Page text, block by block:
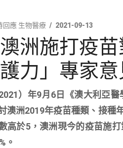
回應 生物醫療 2021-09-13
澳洲施打疫
力」專家意
）年9月6日《澳大利亞
澳洲2019年疫苗種類、接種
高於5，澳洲現今的疫苗施
。